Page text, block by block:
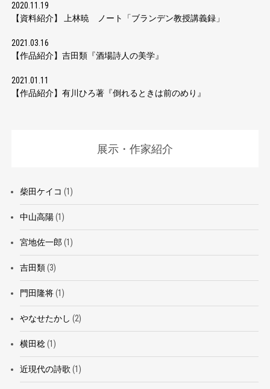
2020.11.19
【資料紹介】 上林暁 ノート「ブランデン教授講義録」
2021.03.16
【作品紹介】吉田類『酒場詩人の美学』
2021.01.11
【作品紹介】有川ひろ著『倒れるときは前のめり』
展示・作家紹介
柴田ケイコ (1)
中山高陽(1)
宮地佐一郎 (1)
吉田類(3)
門田隆将(1)
やなせたかし (2)
横田稔(1)
近現代の詩歌 (1)